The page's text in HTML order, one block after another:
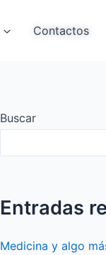
Contactos
Buscar
Entradas
Medicina y algo